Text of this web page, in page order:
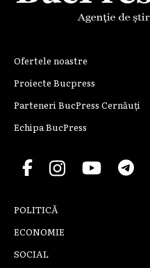
Ofertele noastre
Proiecte Bucpress
Parteneri BucPress Cernăuți
Echipa BucPress
POLITICĂ
ECONOMIE
SOCIAL